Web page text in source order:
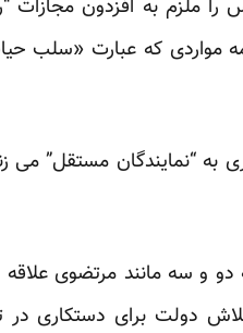
ملزم به افزدون مجازات
مواردی که عبارت «سلب
“نمایندگان مستقل” می
و سه مانند مرتضوی علاقه
دولت برای دستکاری